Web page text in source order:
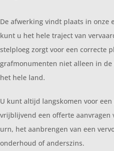
De afwerking vindt plaats in onze
kunt u het hele traject van
stelploeg zorgt voor een correcte
grafmonumenten niet alleen in
het hele land.
U kunt altijd langskomen voor
vrijblijvend een offerte aanvragen
urn, het aanbrengen van een
onderhoud of anderszins.